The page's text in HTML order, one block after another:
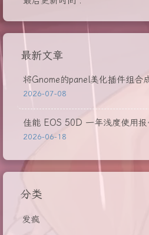
最新文章
将Gnome的panel美化插件组合
2026-07-08
佳能 EOS 50D 一年浅度使用报
2026-06-18
分类
发疯